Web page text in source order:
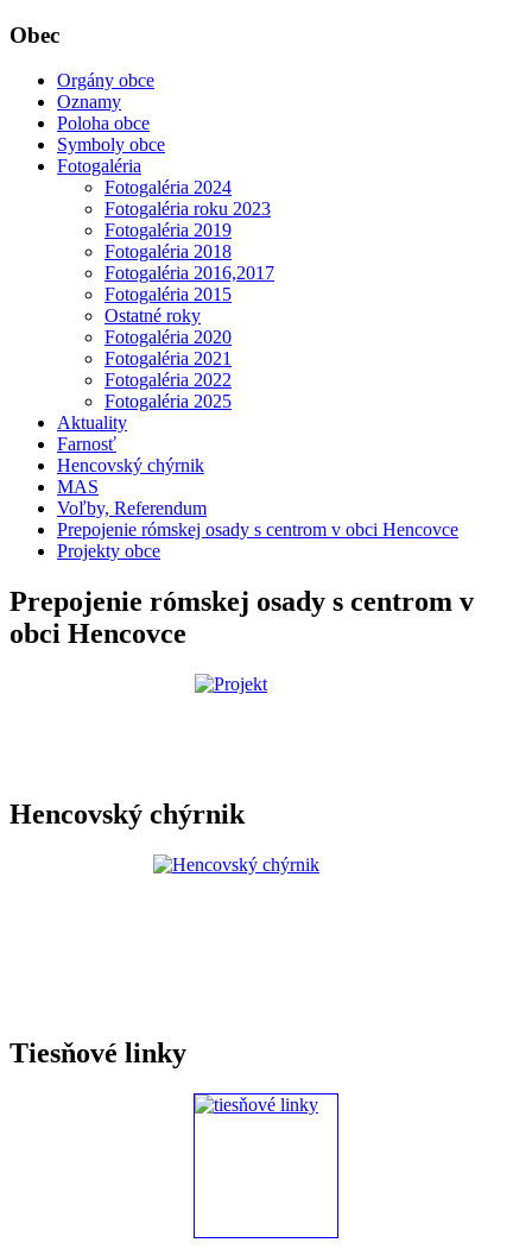
Obec
Orgány obce
Oznamy
Poloha obce
Symboly obce
Fotogaléria
Fotogaléria 2024
Fotogaléria roku 2023
Fotogaléria 2019
Fotogaléria 2018
Fotogaléria 2016,2017
Fotogaléria 2015
Ostatné roky
Fotogaléria 2020
Fotogaléria 2021
Fotogaléria 2022
Fotogaléria 2025
Aktuality
Farnosť
Hencovský chýrnik
MAS
Voľby, Referendum
Prepojenie rómskej osady s centrom v obci Hencovce
Projekty obce
Prepojenie rómskej osady s centrom v
obci Hencovce
Hencovský chýrnik
Tiesňové linky